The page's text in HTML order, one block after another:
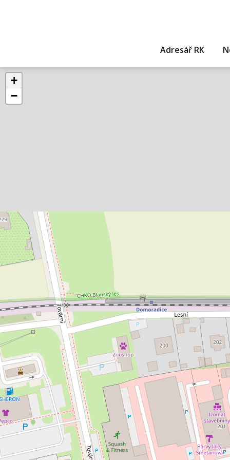
Adresář RK
+
−